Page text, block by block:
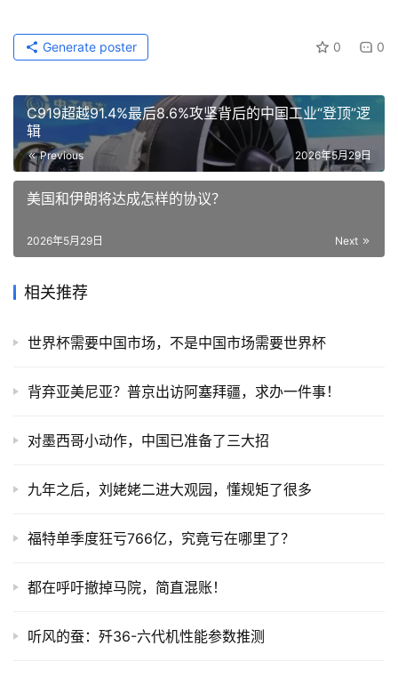
0 0
Generate poster
C919超越91.4%最后8.6%攻坚背后的中国工业“登顶”逻
辑
Previous 2026年5月29日
美国和伊朗将达成怎样的协议？
Next
2026年5月29日
相关推荐
世界杯需要中国市场，不是中国市场需要世界杯
背弃亚美尼亚？普京出访阿塞拜疆，求办一件事！
对墨西哥小动作，中国已准备了三大招
九年之后，刘姥姥二进大观园，懂规矩了很多
福特单季度狂亏766亿，究竟亏在哪里了？
都在呼吁撤掉马院，简直混账！
听风的蚕：歼36-六代机性能参数推测